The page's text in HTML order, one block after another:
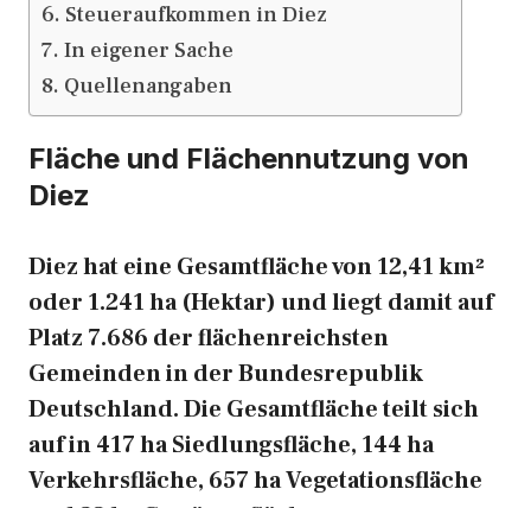
Steueraufkommen in Diez
In eigener Sache
Quellenangaben
Fläche und Flächennutzung von
Diez
Diez hat eine Gesamtfläche von 12,41 km²
oder 1.241 ha (Hektar) und liegt damit auf
Platz 7.686 der flächenreichsten
Gemeinden in der Bundesrepublik
Deutschland. Die Gesamtfläche teilt sich
auf in 417 ha Siedlungsfläche, 144 ha
Verkehrsfläche, 657 ha Vegetationsfläche